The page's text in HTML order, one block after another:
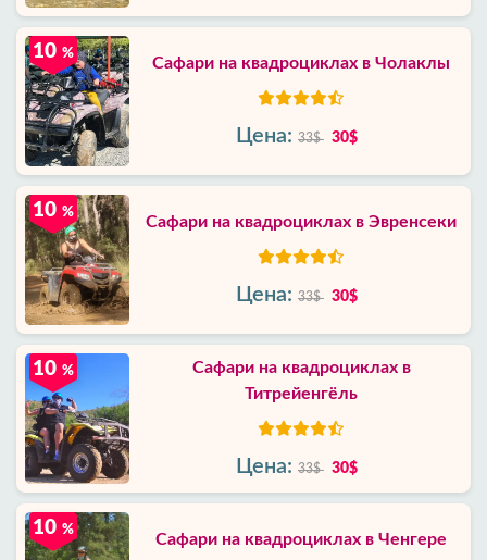
Сафари на квадроциклах в Чолаклы
10 %
Цена: 33$ 30$
Сафари на квадроциклах в Эвренсеки
10 %
Цена: 33$ 30$
Сафари на квадроциклах в
Титрейенгёль
10 %
Цена: 33$ 30$
Сафари на квадроциклах в Ченгере
10 %